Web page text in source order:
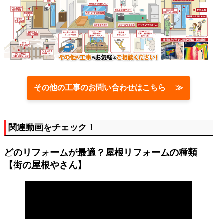
その他の工事のお問い合わせはこちら ≫
関連動画をチェック！
どのリフォームが最適？屋根リフォームの種類
【街の屋根やさん】